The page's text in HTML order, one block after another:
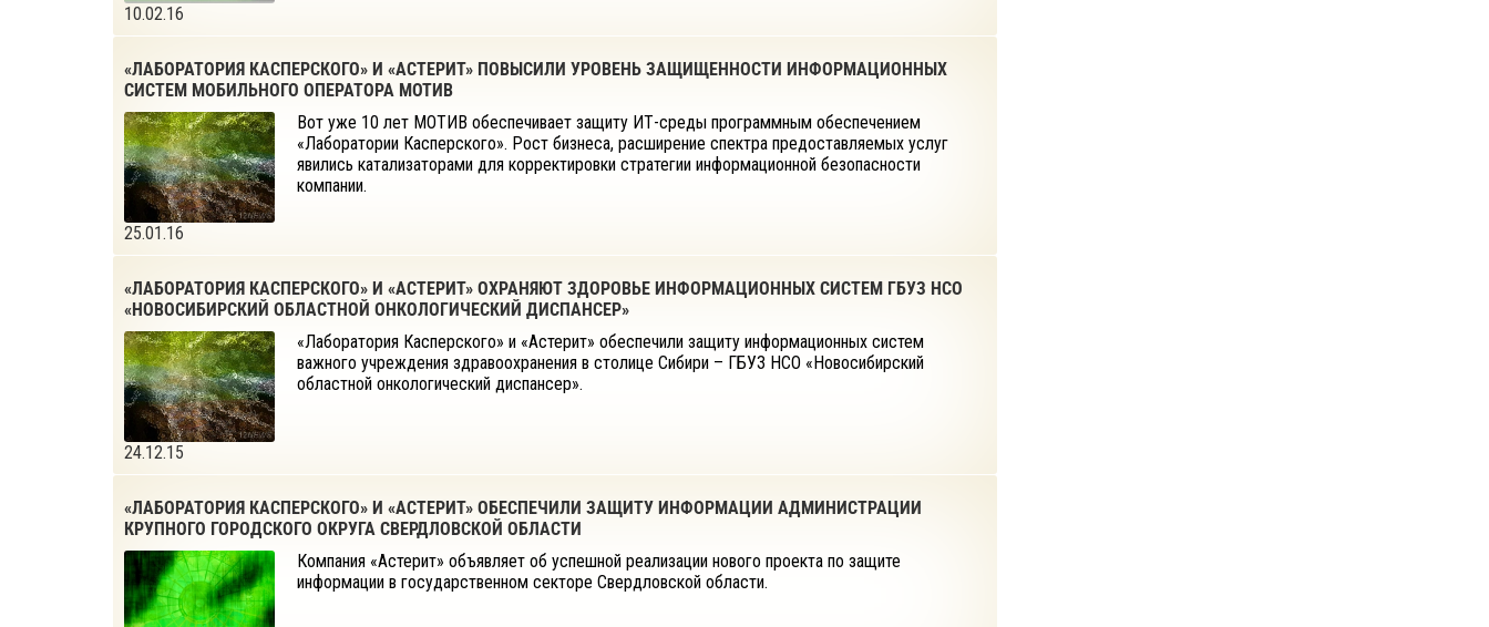
10.02.16
«ЛАБОРАТОРИЯ КАСПЕРСКОГО» И «АСТЕРИТ» ПОВЫСИЛИ УРОВЕНЬ ЗАЩИЩЕННОСТИ ИНФОРМАЦИОННЫХ
СИСТЕМ МОБИЛЬНОГО ОПЕРАТОРА МОТИВ
25.01.16
Вот уже 10 лет МОТИВ обеспечивает защиту ИТ-среды программным обеспечением
«Лаборатории Касперского». Рост бизнеса, расширение спектра предоставляемых услуг
явились катализаторами для корректировки стратегии информационной безопасности
компании.
«ЛАБОРАТОРИЯ КАСПЕРСКОГО» И «АСТЕРИТ» ОХРАНЯЮТ ЗДОРОВЬЕ ИНФОРМАЦИОННЫХ СИСТЕМ ГБУЗ НСО
«НОВОСИБИРСКИЙ ОБЛАСТНОЙ ОНКОЛОГИЧЕСКИЙ ДИСПАНСЕР»
24.12.15
«Лаборатория Касперского» и «Астерит» обеспечили защиту информационных систем
важного учреждения здравоохранения в столице Сибири – ГБУЗ НСО «Новосибирский
областной онкологический диспансер».
«ЛАБОРАТОРИЯ КАСПЕРСКОГО» И «АСТЕРИТ» ОБЕСПЕЧИЛИ ЗАЩИТУ ИНФОРМАЦИИ АДМИНИСТРАЦИИ
КРУПНОГО ГОРОДСКОГО ОКРУГА СВЕРДЛОВСКОЙ ОБЛАСТИ
Компания «Астерит» объявляет об успешной реализации нового проекта по защите
информации в государственном секторе Свердловской области.